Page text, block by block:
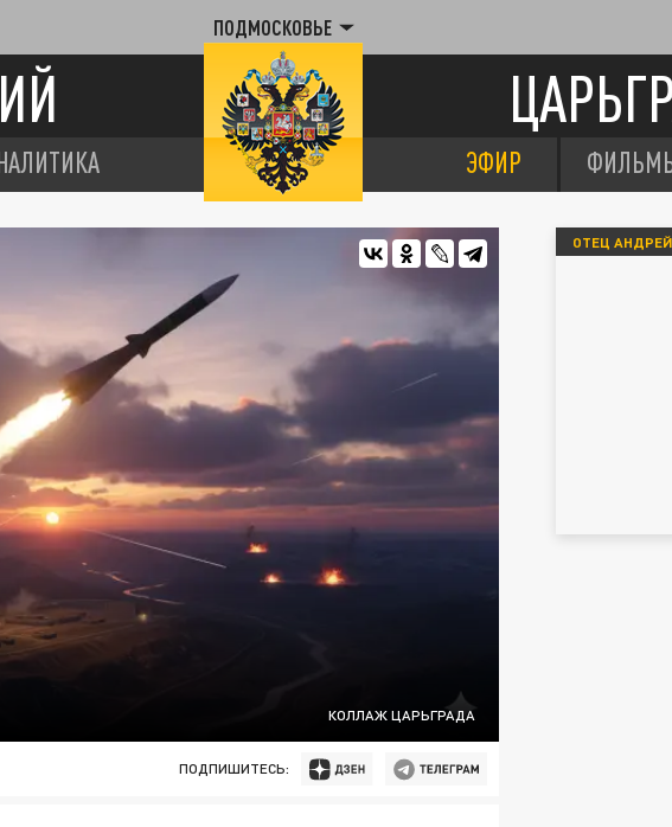
ПОДМОСКОВЬЕ
ЭФИР
КОЛЛАЖ ЦАРЬГРАДА
ПОДПИШИТЕСЬ:
ОТЕЦ